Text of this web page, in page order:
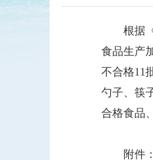
根据《
食品生产
不合格11
勺子、筷
合格食品
附件：